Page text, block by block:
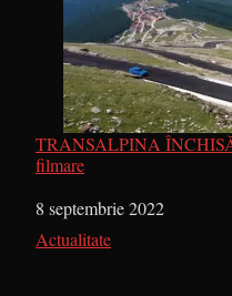
TRANSALPINA
filmare
Dată
8 septembrie 2022
În legătură cu
Actualitate